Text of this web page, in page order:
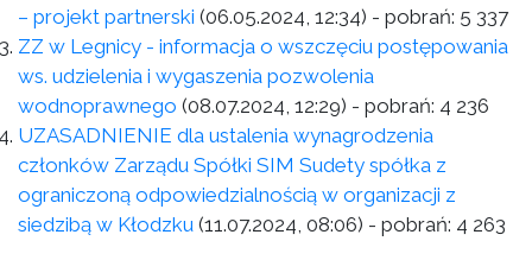
– projekt partnerski (06.05.2024, 12:34) - pobrań: 5 337
ZZ w Legnicy - informacja o wszczęciu postępowania
ws. udzielenia i wygaszenia pozwolenia
wodnoprawnego (08.07.2024, 12:29) - pobrań: 4 236
UZASADNIENIE dla ustalenia wynagrodzenia
członków Zarządu Spółki SIM Sudety spółka z
ograniczoną odpowiedzialnością w organizacji z
siedzibą w Kłodzku (11.07.2024, 08:06) - pobrań: 4 263